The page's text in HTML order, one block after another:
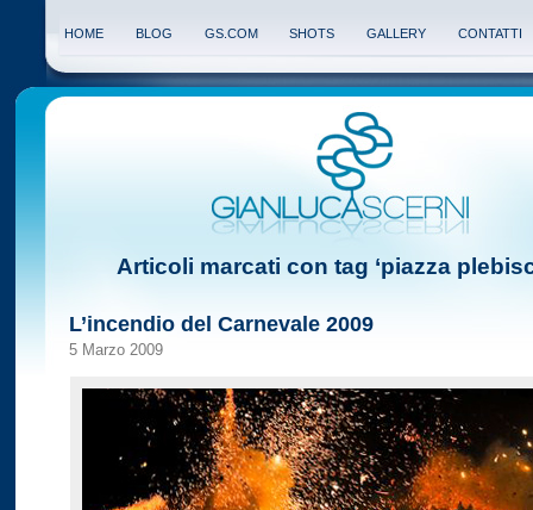
HOME BLOG GS.COM SHOTS GALLERY CONTATTI
Articoli marcati con tag ‘piazza
L’incendio del Carnevale 2009
5 Marzo 2009